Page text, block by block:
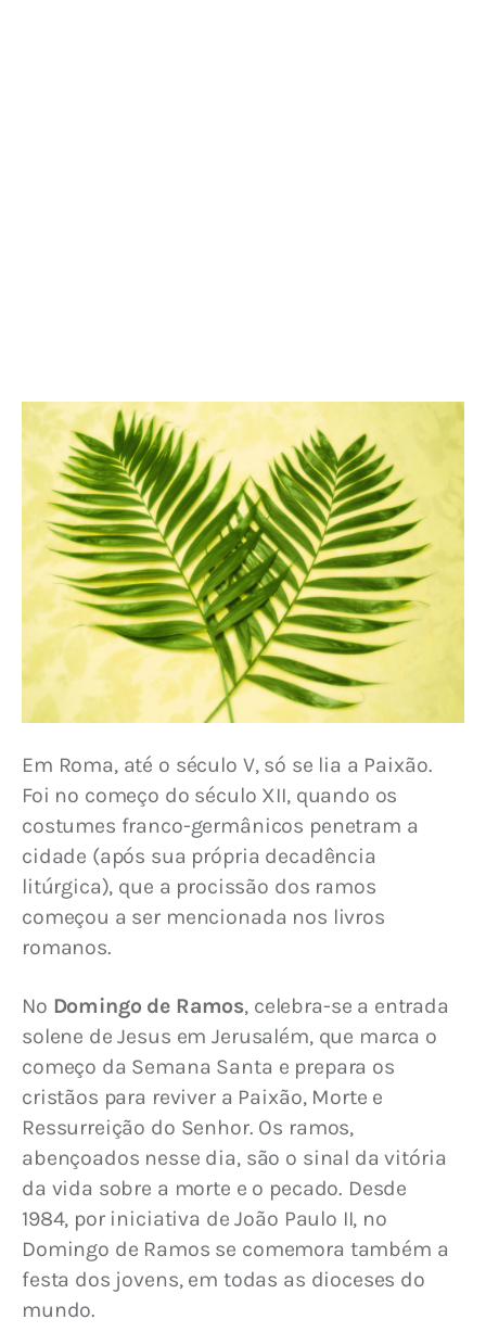
Em Roma, até o século V, só se lia a Paixão.
Foi no começo do século XII, quando os
costumes franco-germânicos penetram a
cidade (após sua própria decadência
litúrgica), que a procissão dos ramos
começou a ser mencionada nos livros
romanos.
No Domingo de Ramos, celebra-se a entrada
solene de Jesus em Jerusalém, que marca o
começo da Semana Santa e prepara os
cristãos para reviver a Paixão, Morte e
Ressurreição do Senhor. Os ramos,
abençoados nesse dia, são o sinal da vitória
da vida sobre a morte e o pecado. Desde
1984, por iniciativa de João Paulo II, no
Domingo de Ramos se comemora também a
festa dos jovens, em todas as dioceses do
mundo.